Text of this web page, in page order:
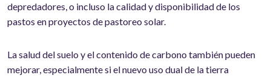
depredadores, o incluso la calidad y disponibilidad de los
pastos en proyectos de pastoreo solar.
La salud del suelo y el contenido de carbono también pueden
mejorar, especialmente si el nuevo uso dual de la tierra